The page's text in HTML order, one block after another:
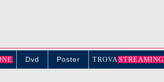
Dvd Poster TROVA STREAMING